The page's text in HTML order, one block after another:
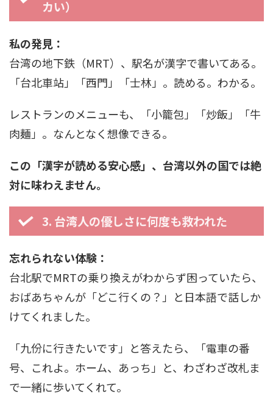
カい）
私の発見：
台湾の地下鉄（MRT）、駅名が漢字で書いてある。
「台北車站」「西門」「士林」。読める。わかる。
レストランのメニューも、「小籠包」「炒飯」「牛
肉麺」。なんとなく想像できる。
この「漢字が読める安心感」、台湾以外の国では絶
対に味わえません。
3. 台湾人の優しさに何度も救われた
忘れられない体験：
台北駅でMRTの乗り換えがわからず困っていたら、
おばあちゃんが「どこ行くの？」と日本語で話しか
けてくれました。
「九份に行きたいです」と答えたら、「電車の番
号、これよ。ホーム、あっち」と、わざわざ改札ま
で一緒に歩いてくれて。